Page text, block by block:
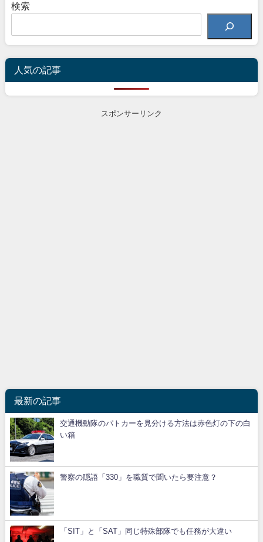
検索
人気の記事
スポンサーリンク
最新の記事
交通機動隊のパトカーを見分ける方法は赤色灯の下の白
い箱
警察の隠語「330」を職質で聞いたら要注意？
「SIT」と「SAT」同じ特殊部隊でも任務が大違い